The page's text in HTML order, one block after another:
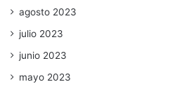
agosto 2023
julio 2023
junio 2023
mayo 2023